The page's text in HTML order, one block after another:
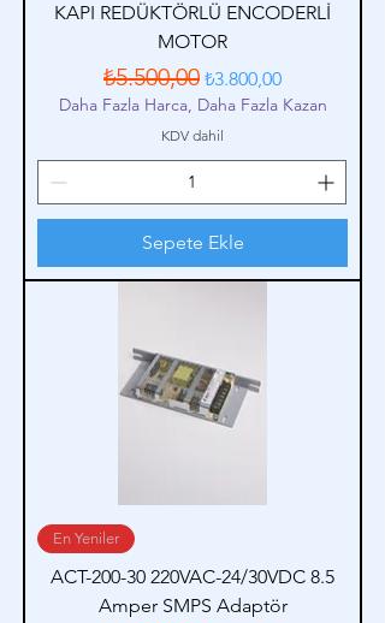
KAPI REDÜKTÖRLÜ ENCODERLİ
MOTOR
Normal Fiyat
₺5.500,00 İndirimli Fiyat
₺3.800,00
Daha Fazla Harca, Daha Fazla Kazan
KDV dahil
Sepete Ekle
En Yeniler
ACT-200-30 220VAC-24/30VDC 8.5
Amper SMPS Adaptör